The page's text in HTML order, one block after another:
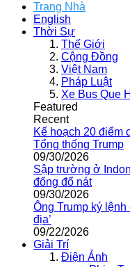
Trang Nhà
English
Thời Sự
Thế Giới
Cộng Đồng
Việt Nam
Pháp Luật
Xe Bus Que
Featured
Recent
Kế hoạch 20 điểm
Tổng thống Trump
09/30/2026
Sập trường ở
đống đổ nát
09/30/2026
Ông Trump ký lệnh
địa’
09/22/2026
Giải Trí
Điện Ảnh